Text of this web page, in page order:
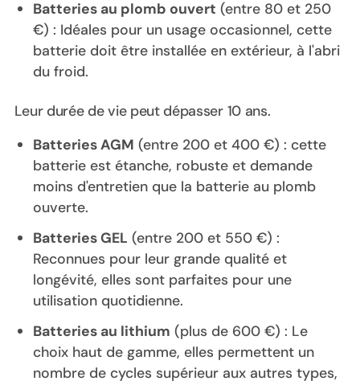
Batteries au plomb ouvert (entre 80 et 250
€) : Idéales pour un usage occasionnel, cette
batterie doit être installée en extérieur, à l'abri
du froid.
Leur durée de vie peut dépasser 10 ans.
Batteries AGM (entre 200 et 400 €) : cette
batterie est étanche, robuste et demande
moins d'entretien que la batterie au plomb
ouverte.
Batteries GEL (entre 200 et 550 €) :
Reconnues pour leur grande qualité et
longévité, elles sont parfaites pour une
utilisation quotidienne.
Batteries au lithium (plus de 600 €) : Le
choix haut de gamme, elles permettent un
nombre de cycles supérieur aux autres types,